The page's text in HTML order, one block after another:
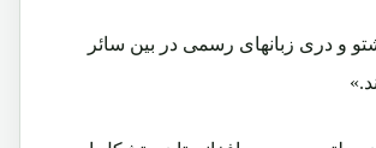
و دری زبانهای رسمی در بین سائر